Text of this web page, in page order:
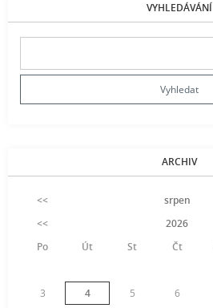
VYHLEDÁVÁNÍ
ARCHIV
<< srpen
<<
2026
Po
Út St Čt
3
4 5 6